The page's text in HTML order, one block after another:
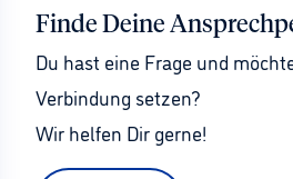
Finde Deine
Du hast eine Frage und
Verbindung setzen?
Wir helfen Dir gerne!